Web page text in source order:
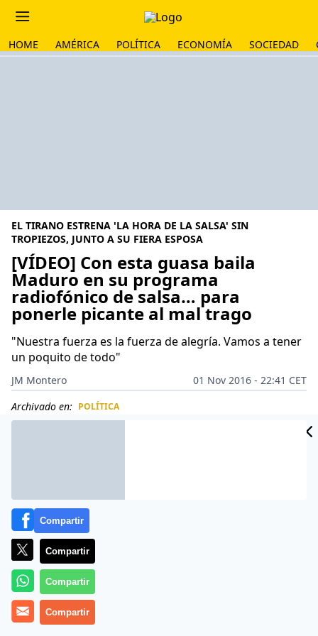
HOME AMÉRICA POLÍTICA ECONOMÍA SOCIEDAD
EL TIRANO ESTRENA 'LA HORA DE LA SALSA' SIN
TROPIEZOS, JUNTO A SU FIERA ESPOSA
[VÍDEO] Con esta guasa baila
Maduro en su programa
radiofónico de salsa… para
ponerle picante al mal trago
"Nuestra fuerza es la fuerza de alegría. Vamos a tener
un poquito de todo"
JM Montero
01 Nov 2016 - 22:41 CET
Archivado en: POLÍTICA
Compartir
Compartir
Compartir
Compartir